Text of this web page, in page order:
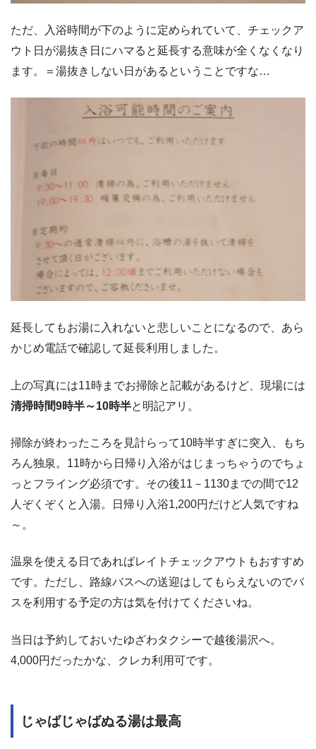
ただ、入浴時間が下のように定められていて、チェックア
ウト日が湯抜き日にハマると延長する意味が全くなくなり
ます。＝湯抜きしない日があるということですな…
延長してもお湯に入れないと悲しいことになるので、あら
かじめ電話で確認して延長利用しました。
上の写真には11時までお掃除と記載があるけど、現場には
清掃時間9時半～10時半と明記アリ。
掃除が終わったころを見計らって10時半すぎに突入、もち
ろん独泉。11時から日帰り入浴がはじまっちゃうのでちょ
っとフライング必須です。その後11－1130までの間で12
人ぞくぞくと入湯。日帰り入浴1,200円だけど人気ですね
～。
温泉を使える日であればレイトチェックアウトもおすすめ
です。ただし、路線バスへの送迎はしてもらえないのでバ
スを利用する予定の方は気を付けてくださいね。
当日は予約しておいたゆざわタクシーで越後湯沢へ。
4,000円だったかな、クレカ利用可です。
じゃばじゃばぬる湯は最高